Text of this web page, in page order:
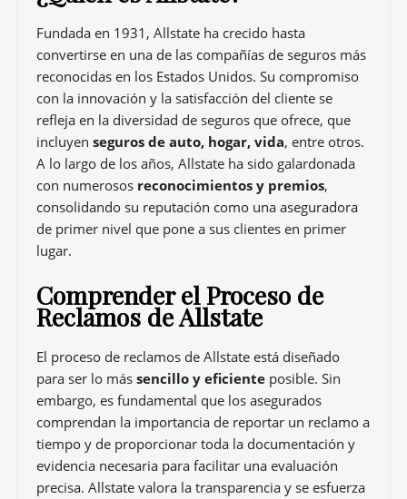
Fundada en 1931, Allstate ha crecido hasta
convertirse en una de las compañías de seguros más
reconocidas en los Estados Unidos. Su compromiso
con la innovación y la satisfacción del cliente se
refleja en la diversidad de seguros que ofrece, que
incluyen seguros de auto, hogar, vida, entre otros.
A lo largo de los años, Allstate ha sido galardonada
con numerosos reconocimientos y premios,
consolidando su reputación como una aseguradora
de primer nivel que pone a sus clientes en primer
lugar.
Comprender el Proceso de
Reclamos de Allstate
El proceso de reclamos de Allstate está diseñado
para ser lo más sencillo y eficiente posible. Sin
embargo, es fundamental que los asegurados
comprendan la importancia de reportar un reclamo a
tiempo y de proporcionar toda la documentación y
evidencia necesaria para facilitar una evaluación
precisa. Allstate valora la transparencia y se esfuerza